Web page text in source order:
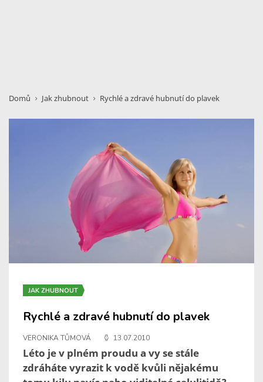
Domů Jak zhubnout Rychlé a zdravé hubnutí do plavek
JAK ZHUBNOUT
Rychlé a zdravé hubnutí do plavek
VERONIKA TŮMOVÁ 13.07.2010
Léto je v plném proudu a vy se stále
zdráháte vyrazit k vodě kvůli nějakému